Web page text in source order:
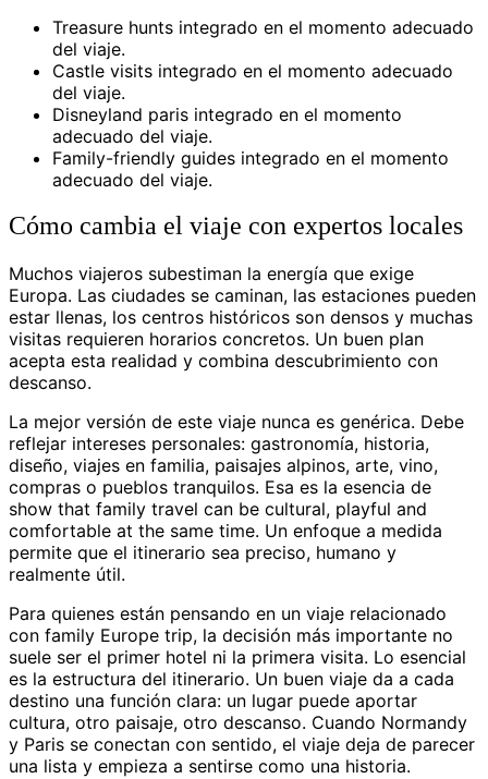
Treasure hunts integrado en el momento adecuado
del viaje.
Castle visits integrado en el momento adecuado
del viaje.
Disneyland paris integrado en el momento
adecuado del viaje.
Family-friendly guides integrado en el momento
adecuado del viaje.
Cómo cambia el viaje con expertos locales
Muchos viajeros subestiman la energía que exige
Europa. Las ciudades se caminan, las estaciones pueden
estar llenas, los centros históricos son densos y muchas
visitas requieren horarios concretos. Un buen plan
acepta esta realidad y combina descubrimiento con
descanso.
La mejor versión de este viaje nunca es genérica. Debe
reflejar intereses personales: gastronomía, historia,
diseño, viajes en familia, paisajes alpinos, arte, vino,
compras o pueblos tranquilos. Esa es la esencia de
show that family travel can be cultural, playful and
comfortable at the same time. Un enfoque a medida
permite que el itinerario sea preciso, humano y
realmente útil.
Para quienes están pensando en un viaje relacionado
con family Europe trip, la decisión más importante no
suele ser el primer hotel ni la primera visita. Lo esencial
es la estructura del itinerario. Un buen viaje da a cada
destino una función clara: un lugar puede aportar
cultura, otro paisaje, otro descanso. Cuando Normandy
y Paris se conectan con sentido, el viaje deja de parecer
una lista y empieza a sentirse como una historia.